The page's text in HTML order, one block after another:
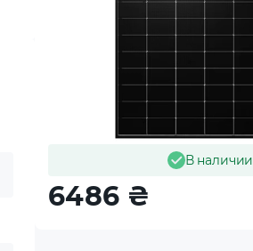
В наличии
6486 ₴